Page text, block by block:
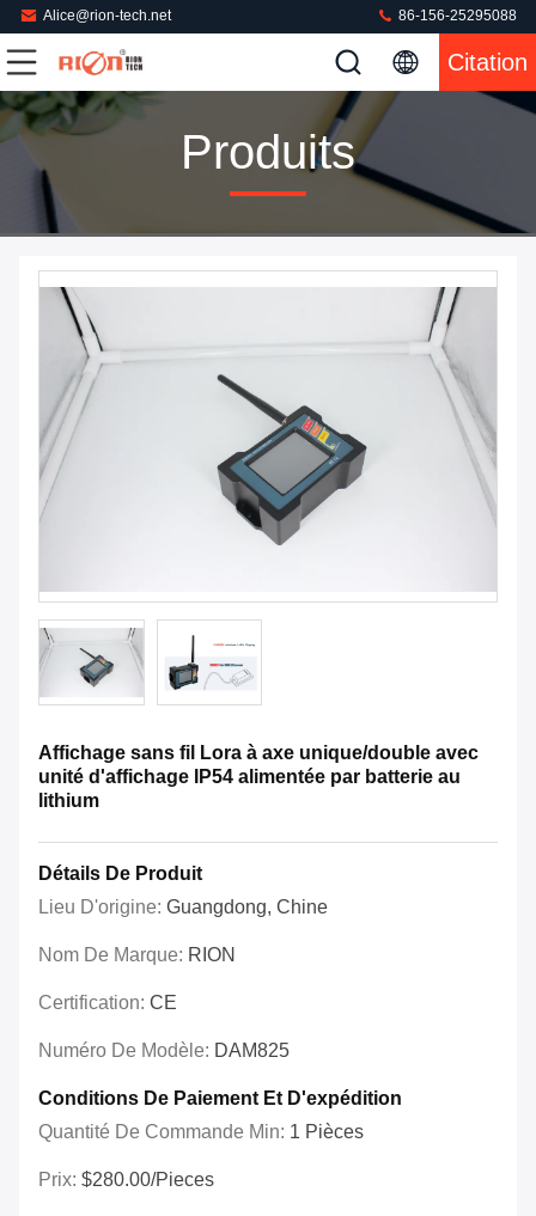
Alice@rion-tech.net 86-156-25295088
Citation
Produits
Affichage sans fil Lora à axe unique/double avec
unité d'affichage IP54 alimentée par batterie au
lithium
Détails De Produit
Lieu D'origine: Guangdong, Chine
Nom De Marque: RION
Certification: CE
Numéro De Modèle: DAM825
Conditions De Paiement Et D'expédition
Quantité De Commande Min: 1 Pièces
Prix: $280.00/Pieces